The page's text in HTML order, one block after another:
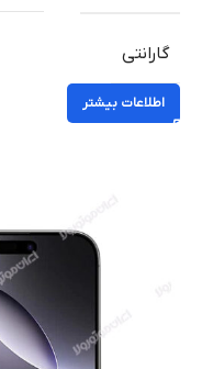
گارانتی
اطلاعات بیشتر